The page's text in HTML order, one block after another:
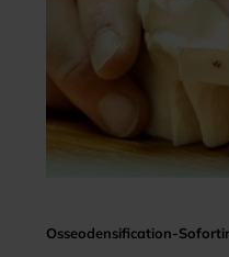
Osseodensification-